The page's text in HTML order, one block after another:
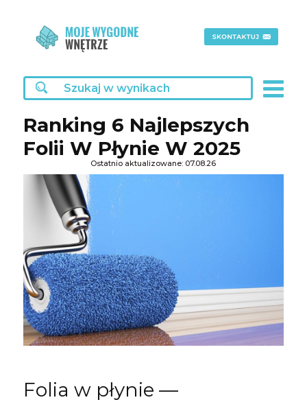
Ranking 6 Najlepszych
Folii W Płynie W 2025
Ostatnio aktualizowane: 07.08.26
Folia w płynie —